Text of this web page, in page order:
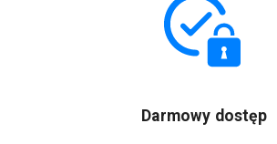
Darmowy dostęp